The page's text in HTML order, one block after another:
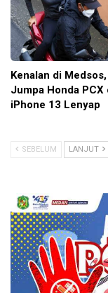
Kenalan di
Jumpa Honda PCX
iPhone 13 Lenyap
SEBELUM LANJUT